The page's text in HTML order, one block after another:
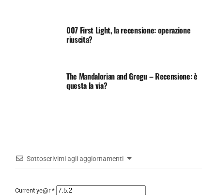
007 First Light, la recensione: operazione
riuscita?
The Mandalorian and Grogu – Recensione: è
questa la via?
Sottoscrivimi agli aggiornamenti
Current ye@r*